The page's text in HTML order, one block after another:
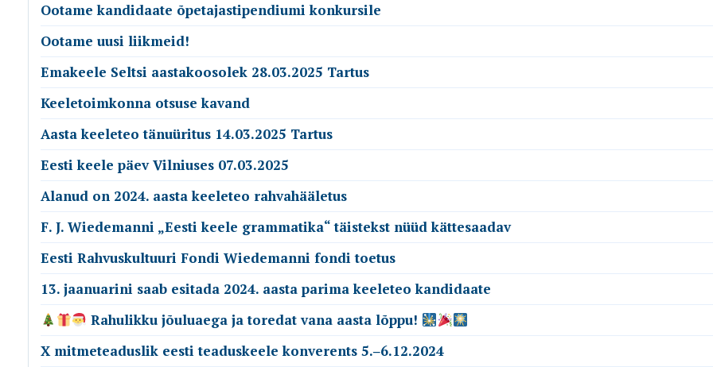
Ootame kandidaate õpetajastipendiumi konkursile
Ootame uusi liikmeid!
Emakeele Seltsi aastakoosolek 28.03.2025 Tartus
Keeletoimkonna otsuse kavand
Aasta keeleteo tänuüritus 14.03.2025 Tartus
Eesti keele päev Vilniuses 07.03.2025
Alanud on 2024. aasta keeleteo rahvahääletus
F. J. Wiedemanni „Eesti keele grammatika“ täistekst nüüd kättesaadav
Eesti Rahvuskultuuri Fondi Wiedemanni fondi toetus
13. jaanuarini saab esitada 2024. aasta parima keeleteo kandidaate
Rahulikku jõuluaega ja toredat vana aasta lõppu!
X mitmeteaduslik eesti teaduskeele konverents 5.‒6.12.2024